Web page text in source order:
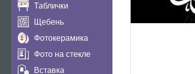
Таблички
Щебень
Фотокерамика
Фото на стекле
Вставка